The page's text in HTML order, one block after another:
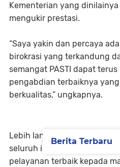
Kementerian yang
mengukir prestasi.
“Saya yakin dan percaya
birokrasi yang terkandung
semangat PASTI dapat
pengabdian terbaiknya
berkualitas,” ungkapnya.
Lebih lanjut, Kakanwil pun
seluruh insan pengayoman
pelayanan terbaik kepada
Berita Terbaru